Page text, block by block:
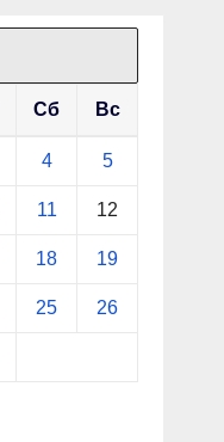
Сб Вс
4 5
11 12
18 19
25 26